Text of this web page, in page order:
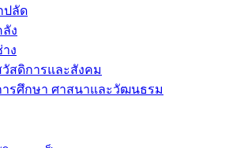
ปลัด
ง
ง
วัสดิการและสังคม
ารศึกษา ศาสนาและวัฒนธรม